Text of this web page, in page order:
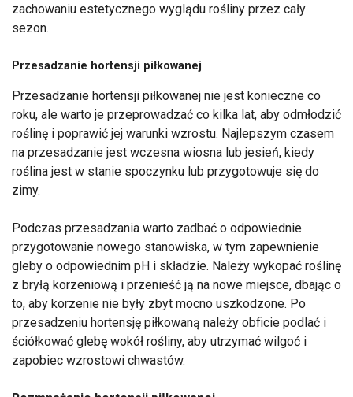
zachowaniu estetycznego wyglądu rośliny przez cały
sezon.
Przesadzanie hortensji piłkowanej
Przesadzanie hortensji piłkowanej nie jest konieczne co
roku, ale warto je przeprowadzać co kilka lat, aby odmłodzić
roślinę i poprawić jej warunki wzrostu. Najlepszym czasem
na przesadzanie jest wczesna wiosna lub jesień, kiedy
roślina jest w stanie spoczynku lub przygotowuje się do
zimy.
Podczas przesadzania warto zadbać o odpowiednie
przygotowanie nowego stanowiska, w tym zapewnienie
gleby o odpowiednim pH i składzie. Należy wykopać roślinę
z bryłą korzeniową i przenieść ją na nowe miejsce, dbając o
to, aby korzenie nie były zbyt mocno uszkodzone. Po
przesadzeniu hortensję piłkowaną należy obficie podlać i
ściółkować glebę wokół rośliny, aby utrzymać wilgoć i
zapobiec wzrostowi chwastów.